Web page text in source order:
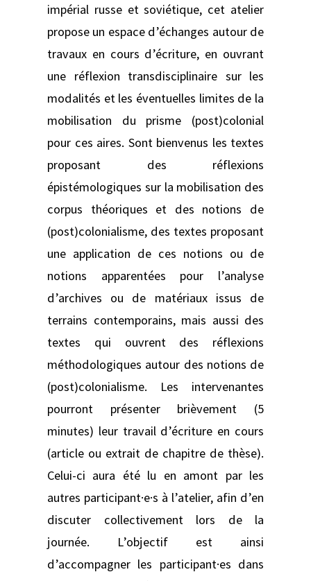
impérial russe et soviétique, cet atelier
propose un espace d’échanges autour de
travaux en cours d’écriture, en ouvrant
une réflexion transdisciplinaire sur les
modalités et les éventuelles limites de la
mobilisation du prisme (post)colonial
pour ces aires. Sont bienvenus les textes
proposant des réflexions
épistémologiques sur la mobilisation des
corpus théoriques et des notions de
(post)colonialisme, des textes proposant
une application de ces notions ou de
notions apparentées pour l’analyse
d’archives ou de matériaux issus de
terrains contemporains, mais aussi des
textes qui ouvrent des réflexions
méthodologiques autour des notions de
(post)colonialisme. Les intervenantes
pourront présenter brièvement (5
minutes) leur travail d’écriture en cours
(article ou extrait de chapitre de thèse).
Celui-ci aura été lu en amont par les
autres participant·e·s à l’atelier, afin d’en
discuter collectivement lors de la
journée. L’objectif est ainsi
d’accompagner les participant·es dans